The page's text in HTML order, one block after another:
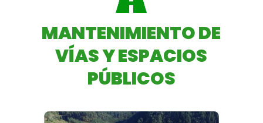
MANTENIMIENTO DE
VÍAS Y ESPACIOS
PÚBLICOS